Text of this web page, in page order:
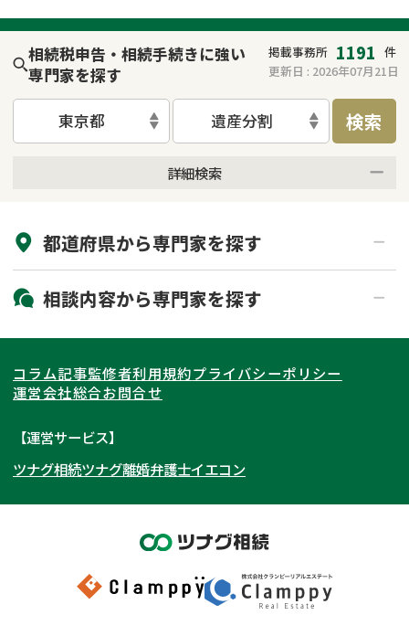
相続税申告・相続手続きに強い
専門家を探す
掲載事務所 1191 件
更新日 : 2026年07月21日
東京都 遺産分割 検索
詳細検索
初回相談無料
土日祝の相談可能
都道府県から専門家を探す
北海道・東北
北海道 青森県
岩手県 宮城県
秋田県
福島県
関東
東京都 神奈川県
埼玉県
茨城県 群馬県
東海
愛知県
岐阜県 山梨県
関西
大阪府 京都府
奈良県
和歌山県
北陸・甲信越
石川県
富山県
岡山県
九州・沖縄
相談内容から専門家を探す
相続登記
遺産分割
相続手続き
家族信託
成年後見・任意後見
相続財産調査
不動産評価(相続不動産)
相続トラブル
コラム記事監修者利用規約プライバシーポリシー
運営会社総合お問合せ
【運営サービス】
ツナグ相続ツナグ離婚弁護士イエコン